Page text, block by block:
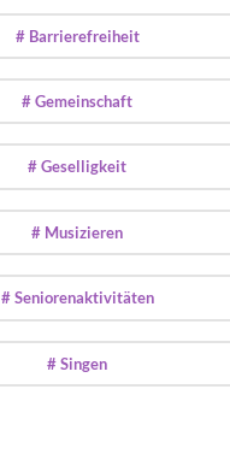
# Barrierefreiheit
# Gemeinschaft
# Geselligkeit
# Musizieren
# Seniorenaktivitäten
# Singen